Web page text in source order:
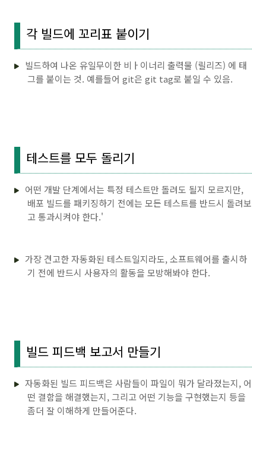
각 빌드에 꼬리표 붙이기
빌드하여 나온 유일무이한 비ㅏ이너리 출력물 (릴리즈) 에 태
그를 붙이는 것. 예를들어 git은 git tag로 붙일 수 있음.
테스트를 모두 돌리기
어떤 개발 단계에서는 특정 테스트만 돌려도 될지 모르지만,
배포 빌드를 패키징하기 전에는 모든 테스트를 반드시 돌려보
고 통과시켜야 한다.'
가장 견고한 자동화된 테스트일지라도, 소프트웨어를 출시하
기 전에 반드시 사용자의 활동을 모방해봐야 한다.
빌드 피드백 보고서 만들기
자동화된 빌드 피드백은 사람들이 파일이 뭐가 달라졌는지, 어
떤 결함을 해결했는지, 그리고 어떤 기능을 구현했는지 등을
좀더 잘 이해하게 만들어준다.